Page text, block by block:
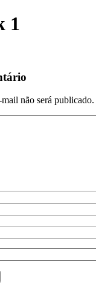
1
não será publicado.